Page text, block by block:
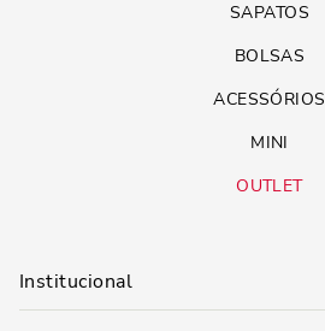
SAPATOS
BOLSAS
ACESSÓRIOS
MINI
OUTLET
Institucional